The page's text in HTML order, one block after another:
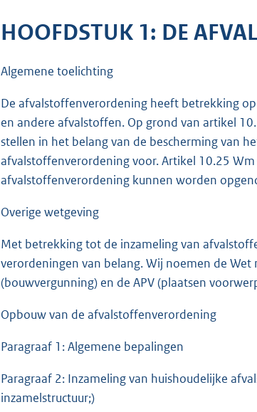
HOOFDSTUK 1: DE
Algemene toelichting
De afvalstoffenverordening heeft betrekking
en andere afvalstoffen. Op grond van artikel
stellen in het belang van de bescherming van
afvalstoffenverordening voor. Artikel 10.25
afvalstoffenverordening kunnen worden
Overige wetgeving
Met betrekking tot de inzameling van
verordeningen van belang. Wij noemen de
(bouwvergunning) en de APV (plaatsen
Opbouw van de afvalstoffenverordening
Paragraaf 1: Algemene bepalingen
Paragraaf 2: Inzameling van huishoudelijke
inzamelstructuur;)